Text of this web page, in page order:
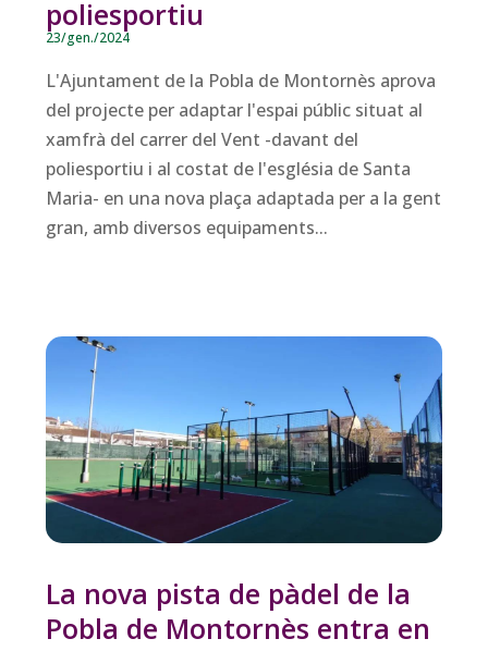
poliesportiu
23/gen./2024
L'Ajuntament de la Pobla de Montornès aprova
del projecte per adaptar l'espai públic situat al
xamfrà del carrer del Vent -davant del
poliesportiu i al costat de l'església de Santa
Maria- en una nova plaça adaptada per a la gent
gran, amb diversos equipaments...
La nova pista de pàdel de la
Pobla de Montornès entra en